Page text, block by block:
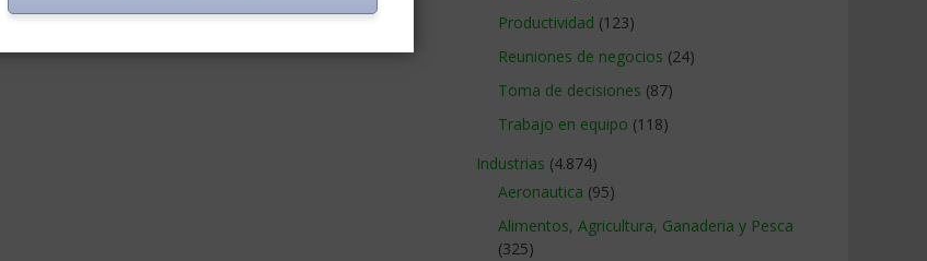
Productividad (123)
Reuniones de negocios (24)
Toma de decisiones (87)
Trabajo en equipo (118)
Industrias (4.874)
Aeronautica (95)
Alimentos, Agricultura, Ganaderia y Pesca
(325)